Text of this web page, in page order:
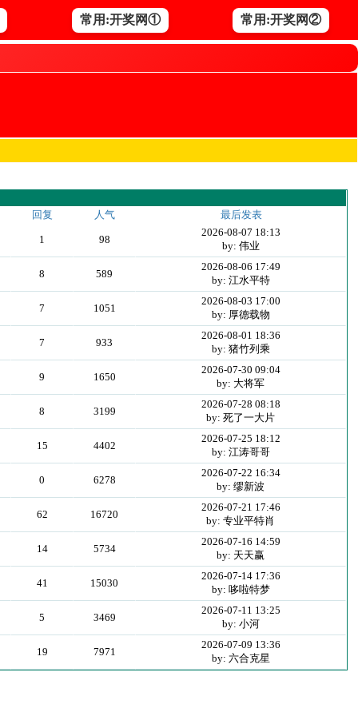
常用:开奖网① 常用:开奖网②
回复 人气 最后发表
1 98
2026-08-07 18:13
by: 伟业
8 589
2026-08-06 17:49
by: 江水平特
7 1051
2026-08-03 17:00
by: 厚德载物
7 933
2026-08-01 18:36
by: 猪竹列乘
9 1650
2026-07-30 09:04
by: 大将军
8 3199
2026-07-28 08:18
by: 死了一大片
15 4402
2026-07-25 18:12
by: 江涛哥哥
0 6278
2026-07-22 16:34
by: 缪新波
62 16720
2026-07-21 17:46
by: 专业平特肖
14 5734
2026-07-16 14:59
by: 天天赢
41 15030
2026-07-14 17:36
by: 哆啦特梦
5 3469
2026-07-11 13:25
by: 小河
19 7971
2026-07-09 13:36
by: 六合克星